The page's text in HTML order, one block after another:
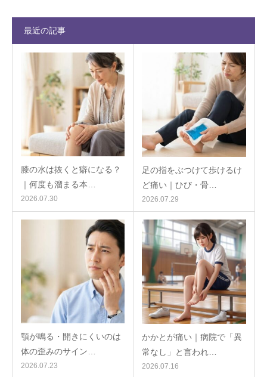
最近の記事
膝の水は抜くと癖になる？
｜何度も溜まる本…
2026.07.30
足の指をぶつけて歩けるけ
ど痛い｜ひび・骨…
2026.07.29
顎が鳴る・開きにくいのは
体の歪みのサイン…
2026.07.23
かかとが痛い｜病院で「異
常なし」と言われ…
2026.07.16